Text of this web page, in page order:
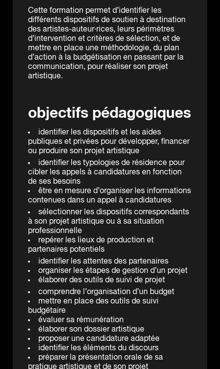
Cette formation permet d’identifier les
différents dispositifs de soutien à destination
des artistes-auteur·rices, leurs périmètres
d’intervention et critères de sélection, et de
mettre en place une méthodologie, du plan
d’action à la budgétisation en passant par la
communication, pour réaliser son projet
artistique.
objectifs pédagogiques
identifier les dispositifs et les aides
publiques et privées pour développer, financer
ou produire son projet artistique
identifier les typologies de résidence pour
cibler les appels à candidatures en fonction
de ses besoins
être en mesure d’organiser les informations
contenues dans un appel à candidatures
sélectionner les dispositifs correspondants
à son projet artistique ou à sa situation
professionnelle
repérer les lieux de production et
partenaires potentiels
identifier les attentes des partenaires
organiser les étapes de gestion d’un projet
élaborer des outils de suivi de projet
comprendre l’organisation d’un budget
mettre en place des outils de suivi
budgétaire
évaluer sa rémunération
élaborer son dossier artistique
proposer une candidature adaptée
identifier les éléments du discours
préparer la présentation orale de sa
pratique artistique et de son projet